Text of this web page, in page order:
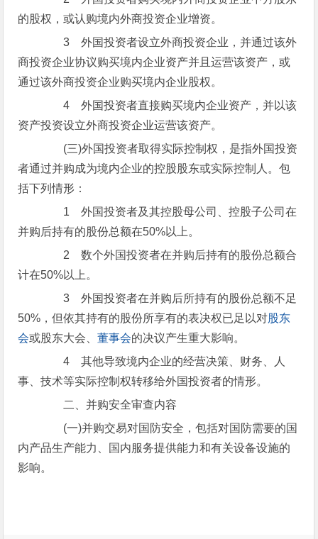
的股权，或认购境内外商投资企业增资。
3 外国投资者设立外商投资企业，并通过该外
商投资企业协议购买境内企业资产并且运营该资产，或
通过该外商投资企业购买境内企业股权。
4 外国投资者直接购买境内企业资产，并以该
资产投资设立外商投资企业运营该资产。
(三)外国投资者取得实际控制权，是指外国投资
者通过并购成为境内企业的控股股东或实际控制人。包
括下列情形：
1 外国投资者及其控股母公司、控股子公司在
并购后持有的股份总额在50%以上。
2 数个外国投资者在并购后持有的股份总额合
计在50%以上。
3 外国投资者在并购后所持有的股份总额不足
50%，但依其持有的股份所享有的表决权已足以对股东
会或股东大会、董事会的决议产生重大影响。
4 其他导致境内企业的经营决策、财务、人
事、技术等实际控制权转移给外国投资者的情形。
二、并购安全审查内容
(一)并购交易对国防安全，包括对国防需要的国
内产品生产能力、国内服务提供能力和有关设备设施的
影响。